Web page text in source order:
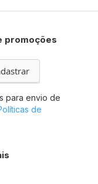
promoções
para envio de
de